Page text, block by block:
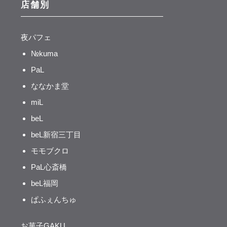
店舗別
夜パフェ
№kuma
PaL
ななかま堂
miL
beL
beL新宿三丁目
モモブクロ
PaL心斎橋
beL福岡
ぱふぇんちゅ